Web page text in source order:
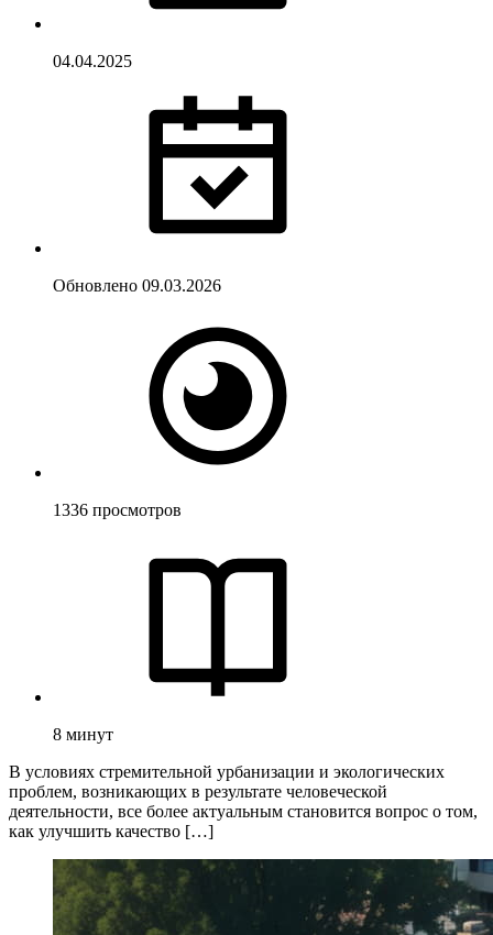
04.04.2025
Обновлено 09.03.2026
1336 просмотров
8 минут
В условиях стремительной урбанизации и экологических
проблем, возникающих в результате человеческой
деятельности, все более актуальным становится вопрос о том,
как улучшить качество […]